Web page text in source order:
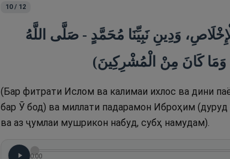
10/ 12
وَدِينِ نَبِيِّنَا مُحَمَّدٍ - صَلَّى اللَّهُ
وَمَا كَانَ مِنْ الْمُشْرِكِينَ)
(Бар фитрати Ислом ва калимаи ихлос ва дини
бар Ӯ бод) ва миллати падарамон Иброҳим
ва аз ҷумлаи мушрикон набуд, субҳ намудам).
0:00